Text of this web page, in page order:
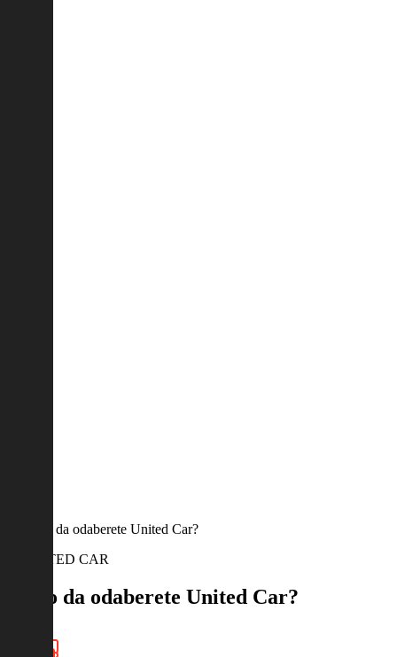
O UNITED CAR
Zašto da odaberete United Car?